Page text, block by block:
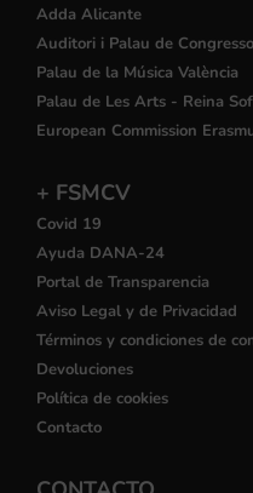
Adda Alicante
Auditori i Palau de
Palau de la Música València
Palau de Les Arts - Reina
European Commission
+ FSMCV
Covid 19
Ayuda DANA-24
Portal de Transparencia
Aviso Legal y de Privacidad
Términos y condiciones de
Devoluciones
Política de cookies
Contacto